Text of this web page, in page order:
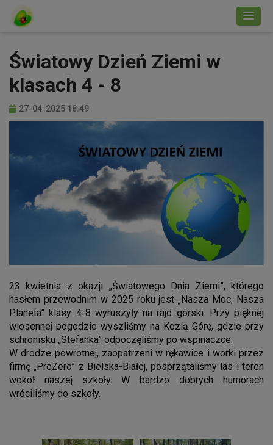
Światowy Dzień Ziemi w
klasach 4 - 8
27-04-2025 18:49
23 kwietnia z okazji „Światowego Dnia Ziemi”, którego
hasłem przewodnim w 2025 roku jest „Nasza Moc, Nasza
Planeta” klasy 4-8 wyruszyły na rajd górski. Przy pięknej
wiosennej pogodzie wyszliśmy na Kozią Górę, gdzie przy
schronisku „Stefanka” odpoczęliśmy po wspinaczce.
W drodze powrotnej, zaopatrzeni w rękawice i worki przez
firmę „PreZero” z Bielska-Białej, posprzątaliśmy las i teren
wokół naszej szkoły. W bardzo dobrych humorach
wróciliśmy do szkoły.